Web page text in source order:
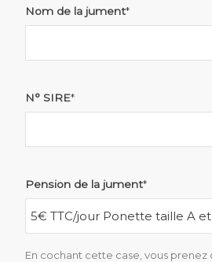
Nom de la jument*
N° SIRE*
Pension de la jument*
En cochant cette case, vous prenez